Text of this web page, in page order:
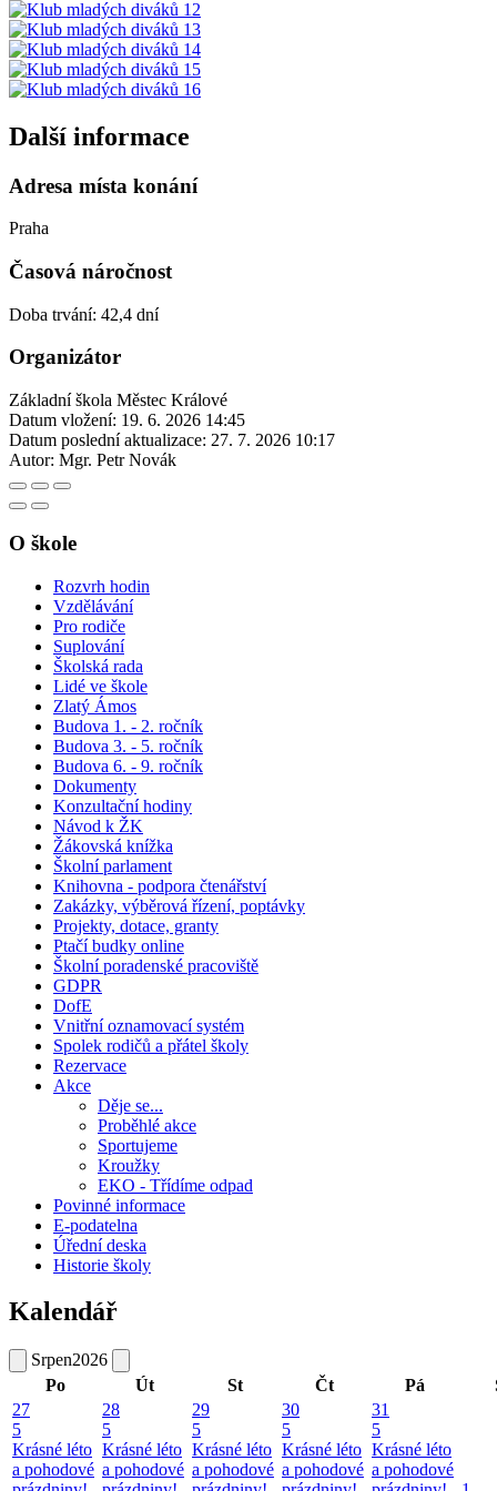
Další informace
Adresa místa konání
Praha
Časová náročnost
Doba trvání: 42,4 dní
Organizátor
Základní škola Městec Králové
Datum vložení: 19. 6. 2026 14:45
Datum poslední aktualizace: 27. 7. 2026 10:17
Autor: Mgr. Petr Novák
O škole
Rozvrh hodin
Vzdělávání
Pro rodiče
Suplování
Školská rada
Lidé ve škole
Zlatý Ámos
Budova 1. - 2. ročník
Budova 3. - 5. ročník
Budova 6. - 9. ročník
Dokumenty
Konzultační hodiny
Návod k ŽK
Žákovská knížka
Školní parlament
Knihovna - podpora čtenářství
Zakázky, výběrová řízení, poptávky
Projekty, dotace, granty
Ptačí budky online
Školní poradenské pracoviště
GDPR
DofE
Vnitřní oznamovací systém
Spolek rodičů a přátel školy
Rezervace
Akce
Děje se...
Proběhlé akce
Sportujeme
Kroužky
EKO - Třídíme odpad
Povinné informace
E-podatelna
Úřední deska
Historie školy
Kalendář
Srpen2026
Po
Út St Čt Pá
27
5
Krásné léto
a pohodové
28
5
Krásné léto
a pohodové
29
5
Krásné léto
a pohodové
30
5
Krásné léto
a pohodové
31
5
Krásné léto
a pohodové